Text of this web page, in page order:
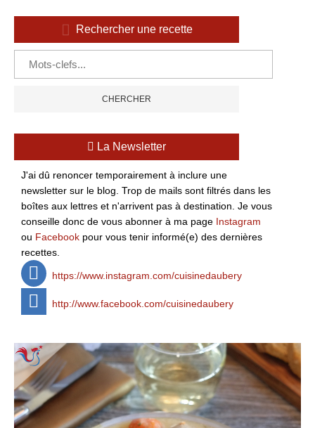
Rechercher une recette
La Newsletter
J'ai dû renoncer temporairement à inclure une
newsletter sur le blog. Trop de mails sont filtrés dans les
boîtes aux lettres et n'arrivent pas à destination. Je vous
conseille donc de vous abonner à ma page Instagram
ou Facebook pour vous tenir informé(e) des dernières
recettes.
https://www.instagram.com/cuisinedaubery
http://www.facebook.com/cuisinedaubery